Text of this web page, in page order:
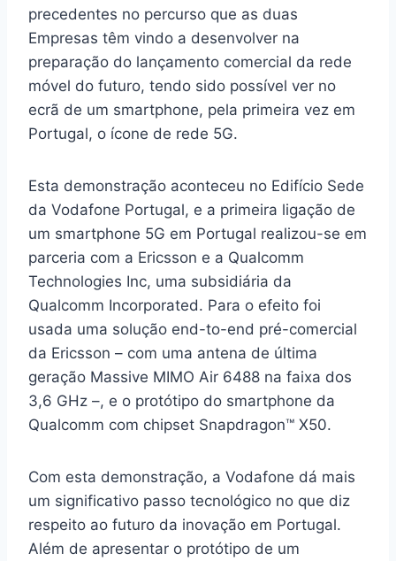
precedentes no percurso que as duas
Empresas têm vindo a desenvolver na
preparação do lançamento comercial da rede
móvel do futuro, tendo sido possível ver no
ecrã de um smartphone, pela primeira vez em
Portugal, o ícone de rede 5G.
Esta demonstração aconteceu no Edifício Sede
da Vodafone Portugal, e a primeira ligação de
um smartphone 5G em Portugal realizou-se em
parceria com a Ericsson e a Qualcomm
Technologies Inc, uma subsidiária da
Qualcomm Incorporated. Para o efeito foi
usada uma solução end-to-end pré-comercial
da Ericsson – com uma antena de última
geração Massive MIMO Air 6488 na faixa dos
3,6 GHz –, e o protótipo do smartphone da
Qualcomm com chipset Snapdragon™ X50.
Com esta demonstração, a Vodafone dá mais
um significativo passo tecnológico no que diz
respeito ao futuro da inovação em Portugal.
Além de apresentar o protótipo de um